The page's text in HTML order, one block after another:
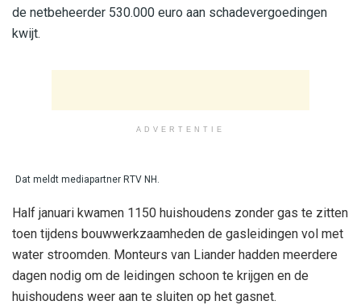
de netbeheerder 530.000 euro aan schadevergoedingen
kwijt.
ADVERTENTIE
Dat meldt mediapartner RTV NH.
Half januari kwamen 1150 huishoudens zonder gas te zitten
toen tijdens bouwwerkzaamheden de gasleidingen vol met
water stroomden. Monteurs van Liander hadden meerdere
dagen nodig om de leidingen schoon te krijgen en de
huishoudens weer aan te sluiten op het gasnet.